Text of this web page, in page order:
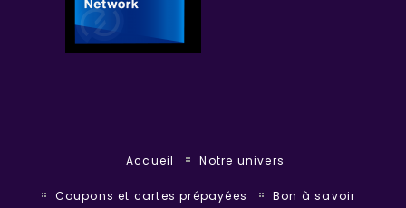
Accueil Notre univers
Coupons et cartes prépayées Bon à savoir